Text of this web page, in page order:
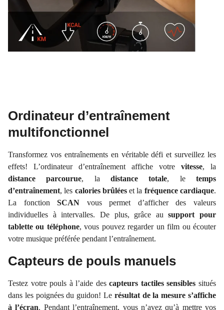
Ordinateur d’entraînement
multifonctionnel
Transformez vos entraînements en véritable défi et surveillez les
effets! L’ordinateur d’entraînement affiche votre vitesse, la
distance
parcourue, ladistance totale, letemps
d’entraînement, les calories brûléeset la fréquence cardiaque.
La fonctionSCAN vous permet d’afficher des valeurs
individuelles à intervalles. De plus, grâce ausupport pour
tablette ou téléphone, vous pouvez regarder un film ou écouter
votre musique préférée pendant l’entraînement.
Capteurs de pouls manuels
Testez votre pouls à l’aide descapteurs tactiles sensibles situés
dans les poignées du guidon! Le résultat de la mesure s’affiche
à l’écran. Pendant l’entraînement, vous n’avez qu’à mettre vos